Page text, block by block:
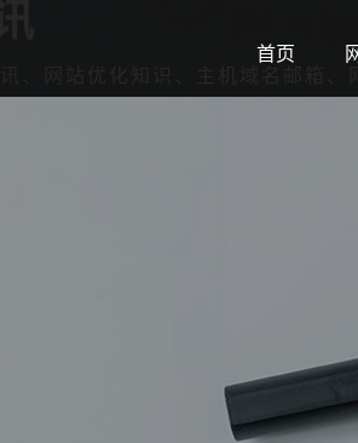
首页
、网站优化知识、主机域名邮箱、